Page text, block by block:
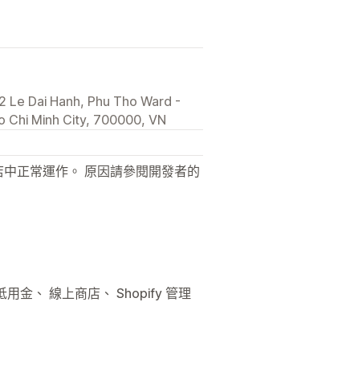
Le Dai Hanh, Phu Tho Ward -
Chi Minh City, 700000, VN
正常運作。 原因請參閱開發者的
用金、 線上商店、 Shopify 管理